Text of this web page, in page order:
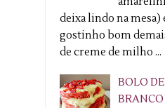
deixa lindo na mesa)
gostinho bom
de creme de milho ...
BOLO